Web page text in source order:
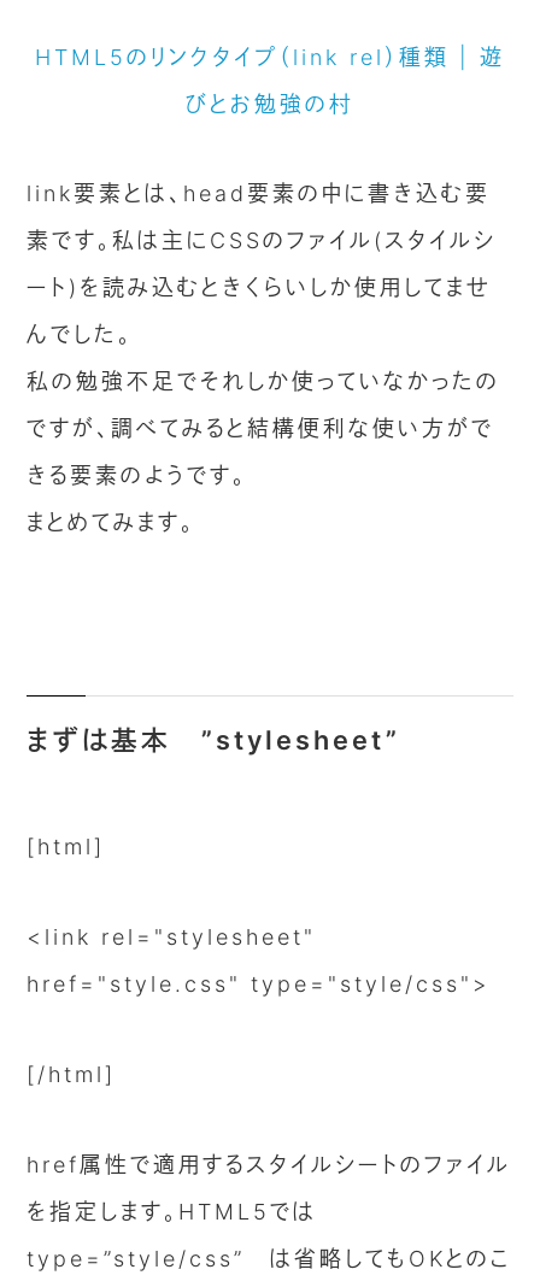
HTML5のリンクタイプ（link rel）種類 | 遊
びとお勉強の村
link要素とは、head要素の中に書き込む要
素です。私は主にCSSのファイル(スタイルシ
ート)を読み込むときくらいしか使用してませ
んでした。
私の勉強不足でそれしか使っていなかったの
ですが、調べてみると結構便利な使い方がで
きる要素のようです。
まとめてみます。
まずは基本 ”stylesheet”
[html]
<link rel="stylesheet"
href="style.css" type="style/css">
[/html]
href属性で適用するスタイルシートのファイル
を指定します。HTML5では
type=”style/css” は省略してもOKとのこ